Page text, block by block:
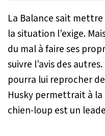
La Balance sait mettre
la situation l’exige.
du mal à faire ses
suivre l’avis des
pourra lui reprocher
Husky permettrait à la
chien-loup est un